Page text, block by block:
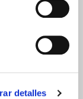
detalles